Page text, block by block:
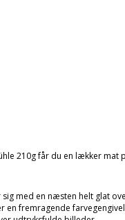
210g får du en lækker mat
med en næsten helt glat
en fremragende